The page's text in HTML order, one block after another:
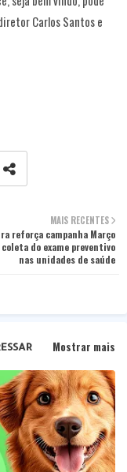
Carlos Santos e
MAIS RECENTES
reforça campanha Março
do exame preventivo
nas unidades de saúde
Mostrar mais